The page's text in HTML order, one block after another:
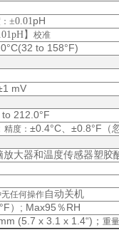
±0.01pH
】 校准
to 158°F)
mV
212.0°F
精度： ±0.4°C、 ±0.8°F（
放大器和温度传感器塑胶
任何操作自动关机
）; Max95％RH
(5.7 x 3.1 x 1.4“)； 重量